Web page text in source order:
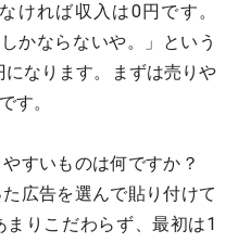
ければ収入は0円です。
かならないや。」という
なります。まずは売りや
す。
すいものは何ですか？
広告を選んで貼り付けて
りこだわらず、最初は1